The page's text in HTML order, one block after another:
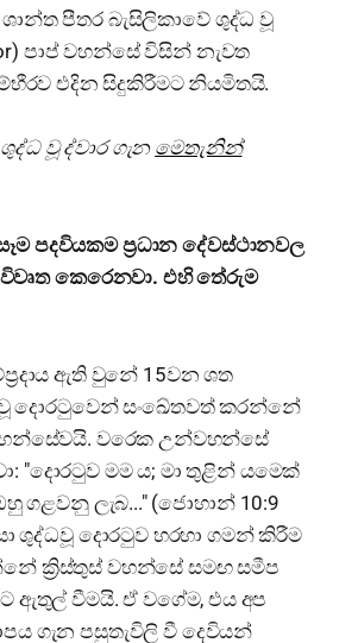
පීතර බැසිලිකාවේ ශුද්ධ වූ
පාප් වහන්සේ විසින් නැවත
එදින සිදුකිරීමට නියමිතයි.
වූ ද්වාර ගැන මෙතැනින්
පදවියකම ප්‍රධාන දේවස්ථානවල
විවෘත කෙරෙනවා. එහි තේරුම
ඇති වුනේ 15වන ශත
දොරටුවෙන් සංඛේතවත් කරන්නේ
වරෙක උන්වහන්සේ
"දොරටුව මම ය; මා තුළින් යමෙක්
ගළවනු ලැබ..." (ජොහාන් 10:9
ශුද්ධවූ දොරටුව හරහා ගමන් කිරීම
ක්‍රිස්තුස් වහන්සේ සමඟ සමීප
ඇතුල් වීමයි. ඒ වගේම, එය අප
ගැන පසුතැවිලි වී දෙවියන්